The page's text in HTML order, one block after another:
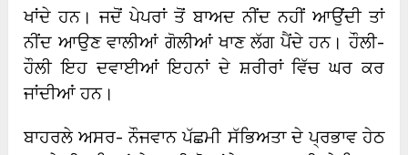
ਖਾਂਦੇ ਹਨ। ਜਦੋਂ ਪੇਪਰਾਂ ਤੋਂ ਬਾਅਦ ਨੀਂਦ ਨਹੀਂ ਆਉਂਦੀ ਤਾਂ
ਨੀਂਦ ਆਉਣ ਵਾਲੀਆਂ ਗੋਲੀਆਂ ਖਾਣ ਲੱਗ ਪੈਂਦੇ ਹਨ। ਹੌਲੀ-
ਹੌਲੀ ਇਹ ਦਵਾਈਆਂ ਇਹਨਾਂ ਦੇ ਸ਼ਰੀਰਾਂ ਵਿੱਚ ਘਰ ਕਰ
ਜਾਂਦੀਆਂ ਹਨ।
ਬਾਹਰਲੇ ਅਸਰ- ਨੌਜਵਾਨ ਪੱਛਮੀ ਸੱਭਿਅਤਾ ਦੇ ਪ੍ਰਭਾਵ ਹੇਠ